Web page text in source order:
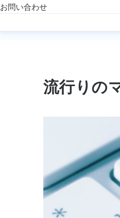
お問い合わせ
流行りの